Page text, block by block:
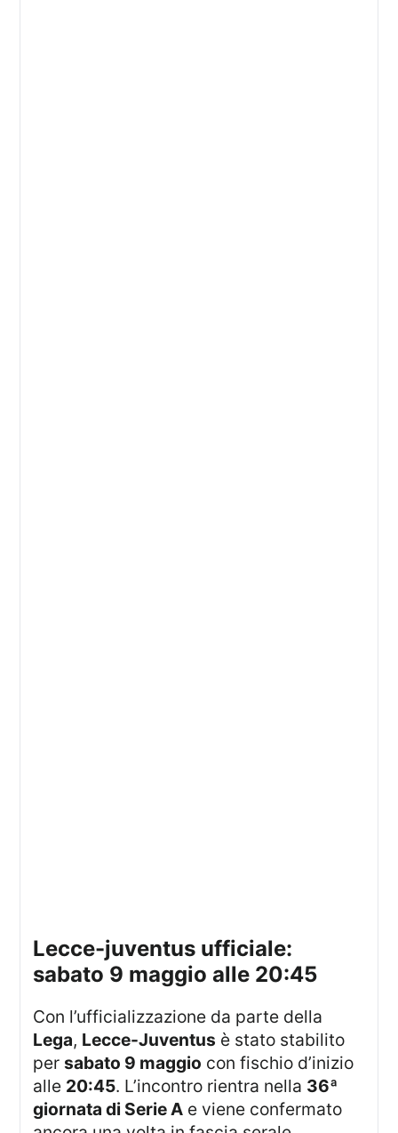
lecce-juventus ufficiale:
sabato 9 maggio alle 20:45
Con l’ufficializzazione da parte della
Lega, Lecce-Juventus è stato stabilito
persabato 9 maggio con fischio d’inizio
alle 20:45. L’incontro rientra nella 36ª
giornata di Serie A e viene confermato